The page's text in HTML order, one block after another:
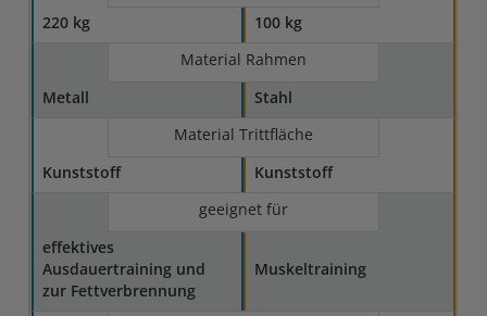
220 kg
100 kg
Material Rahmen
Metall
Stahl
Material Trittfläche
Kunststoff
Kunststoff
geeignet für
effektives
Ausdauertraining und
zur Fettverbrennung
Muskeltraining